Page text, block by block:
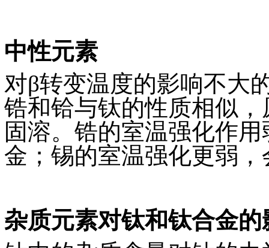
中性元素
对β转变温度的影响不大
锆和铪与钛的性质相似
固溶。锆的室温强化作
金；锡的室温强化更弱
杂质元素对钛和钛合金的